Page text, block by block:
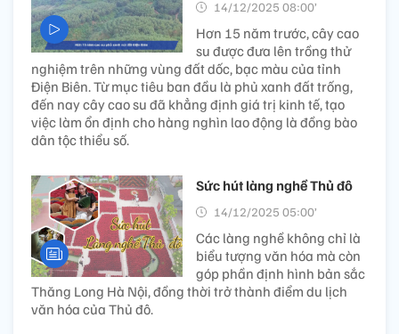
14/12/2025 08:00’
Hơn 15 năm trước, cây cao
su được đưa lên trồng thử
nghiệm trên những vùng đất dốc, bạc màu của tỉnh
Điện Biên. Từ mục tiêu ban đầu là phủ xanh đất trống,
đến nay cây cao su đã khẳng định giá trị kinh tế, tạo
việc làm ổn định cho hàng nghìn lao động là đồng bào
dân tộc thiểu số.
Sức hút làng nghề Thủ đô
14/12/2025 05:00’
Các làng nghề không chỉ là
biểu tượng văn hóa mà còn
góp phần định hình bản sắc
Thăng Long Hà Nội, đồng thời trở thành điểm du lịch
văn hóa của Thủ đô.